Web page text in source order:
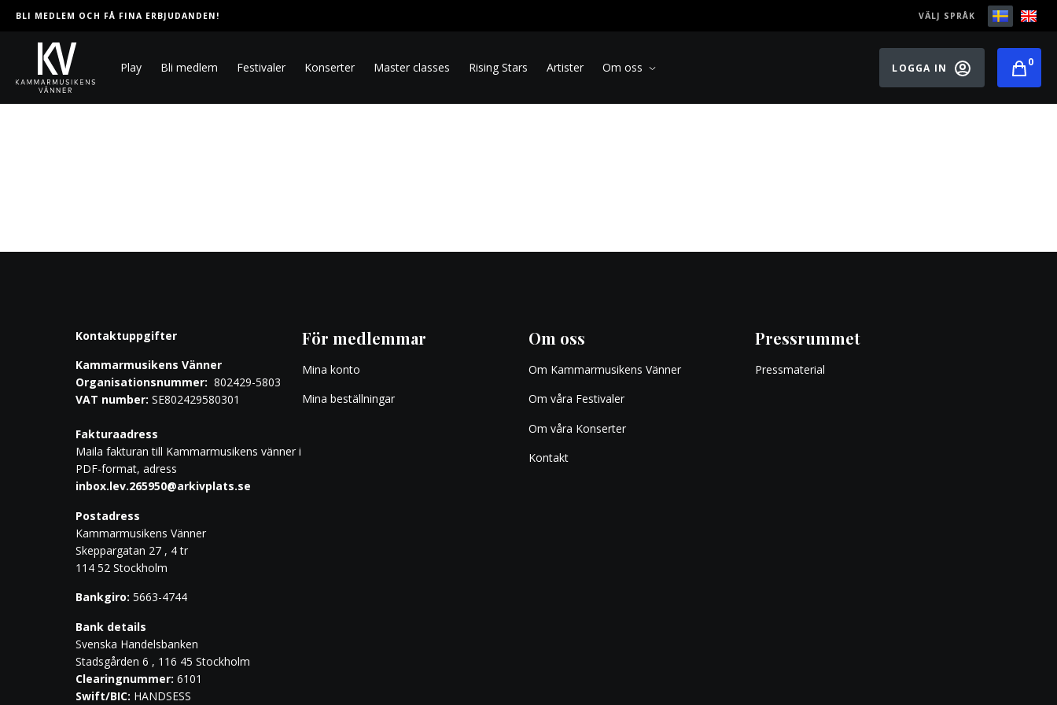
BLI MEDLEM OCH FÅ FINA ERBJUDANDEN! VÄLJ SPRÅK
Play Bli medlem Festivaler Konserter Master classes Rising Stars Artister Om oss LOGGA IN 0
Kontaktuppgifter
Kammarmusikens Vänner
Organisationsnummer: 802429-5803
VAT number: SE802429580301
Fakturaadress
Maila fakturan till Kammarmusikens vänner i
PDF-format, adress
inbox.lev.265950@arkivplats.se
Postadress
Kammarmusikens Vänner
Skeppargatan 27 , 4 tr
114 52 Stockholm
Bankgiro: 5663-4744
Bank details
Svenska Handelsbanken
Stadsgården 6 , 116 45 Stockholm
Clearingnummer: 6101
Swift/BIC: HANDSESS
För medlemmar
Mina konto
Mina beställningar
Om oss
Om Kammarmusikens Vänner
Om våra Festivaler
Om våra Konserter
Kontakt
Pressrummet
Pressmaterial